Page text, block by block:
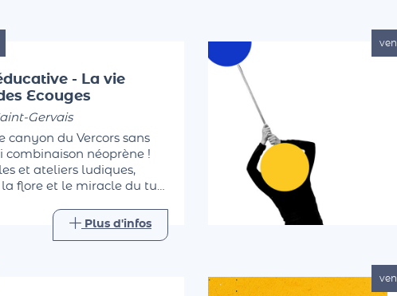
- La vie
Ecouges
Gervais
canyon du Vercors sans
combinaison néoprène !
et ateliers ludiques,
la flore et le miracle du tuf.
accessible à tous.
Plus d'infos
ven.
ven.